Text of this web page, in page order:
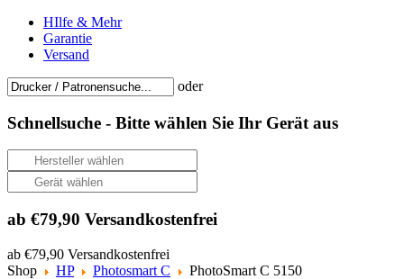
HIlfe & Mehr
Garantie
Versand
oder
Schnellsuche - Bitte wählen Sie Ihr Gerät aus
ab €79,90 Versandkostenfrei
ab €79,90 Versandkostenfrei
Shop
HP Photosmart C PhotoSmart C 5150